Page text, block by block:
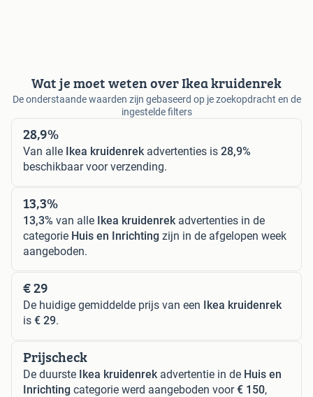
Wat je moet weten over Ikea kruidenrek
De onderstaande waarden zijn gebaseerd op je zoekopdracht en de
ingestelde filters
28,9%
Van alle Ikea kruidenrekadvertenties is 28,9%
beschikbaar voor verzending.
13,3%
13,3% van alle Ikea kruidenrekadvertenties in de
categorie Huis en Inrichting zijn in de afgelopen week
aangeboden.
€ 29
De huidige gemiddelde prijs van een Ikea kruidenrek
is € 29.
Prijscheck
De duurste Ikea kruidenrekadvertentie in de Huis en
Inrichting categorie werd aangeboden voor€ 150,